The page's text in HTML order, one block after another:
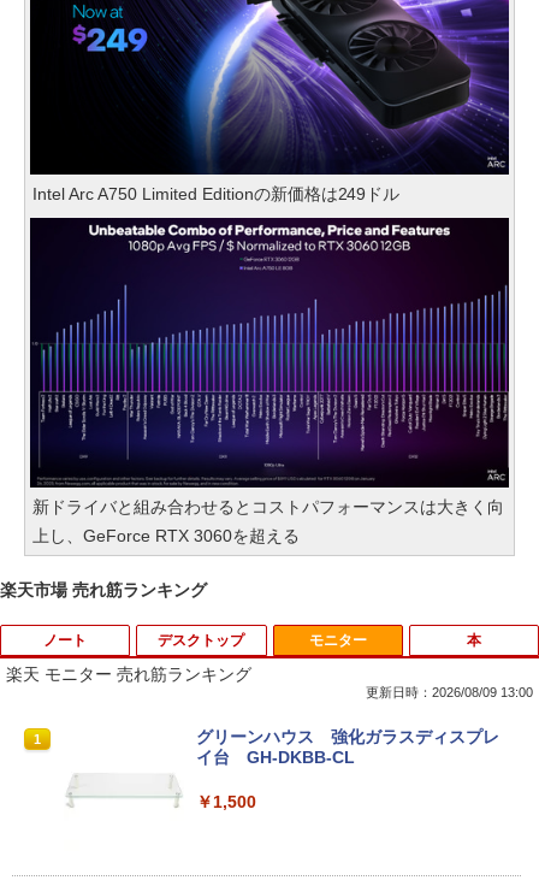
Intel Arc A750 Limited Editionの新価格は249ドル
新ドライバと組み合わせるとコストパフォーマンスは大きく向
上し、GeForce RTX 3060を超える
楽天市場 売れ筋ランキング
ノート
1
【期間限定破格金額！】新生活 新古品 W
in11搭載 パソコンノートパソコンoffice
5.6型 インテル高速CPU ランダムで発送
デスクトップ
1
新品 ミニPC VETESA Intel 6500Y Wind
ows11 WPS Office付き メモリ16GB SS
N USB3.0 VESAマウント対応 省スペー
モニター
楽天 モニター 売れ筋ランキング
更新日時：2026/08/09 13:00
1
グリーンハウス 強化ガラスディスプレ
イ台 GH-DKBB-CL
￥1,500
本